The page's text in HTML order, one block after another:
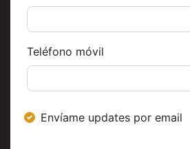
Teléfono móvil
Envíame updates por email